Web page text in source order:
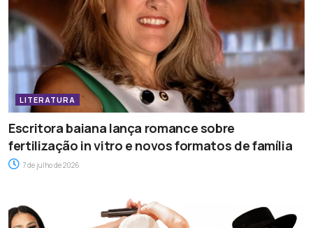
LITERATURA
Escritora baiana lança romance sobre
fertilização in vitro e novos formatos de família
7 de julho de 2026